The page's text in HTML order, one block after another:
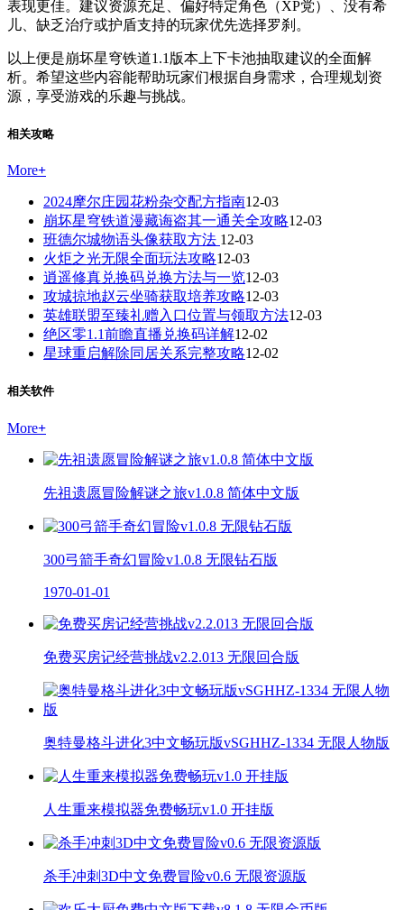
表现更佳。建议资源充足、偏好特定角色（XP党）、没有希
儿、缺乏治疗或护盾支持的玩家优先选择罗刹。
以上便是崩坏星穹铁道1.1版本上下卡池抽取建议的全面解
析。希望这些内容能帮助玩家们根据自身需求，合理规划资
源，享受游戏的乐趣与挑战。
相关攻略
More+
2024摩尔庄园花粉杂交配方指南12-03
崩坏星穹铁道漫藏诲盗其一通关全攻略12-03
班德尔城物语头像获取方法 12-03
火炬之光无限全面玩法攻略12-03
逍遥修真兑换码兑换方法与一览12-03
攻城掠地赵云坐骑获取培养攻略12-03
英雄联盟至臻礼赠入口位置与领取方法12-03
绝区零1.1前瞻直播兑换码详解12-02
星球重启解除同居关系完整攻略12-02
相关软件
More+
先祖遗愿冒险解谜之旅v1.0.8 简体中文版
300弓箭手奇幻冒险v1.0.8 无限钻石版
1970-01-01
免费买房记经营挑战v2.2.013 无限回合版
奥特曼格斗进化3中文畅玩版vSGHHZ-1334 无限人物版
人生重来模拟器免费畅玩v1.0 开挂版
杀手冲刺3D中文免费冒险v0.6 无限资源版